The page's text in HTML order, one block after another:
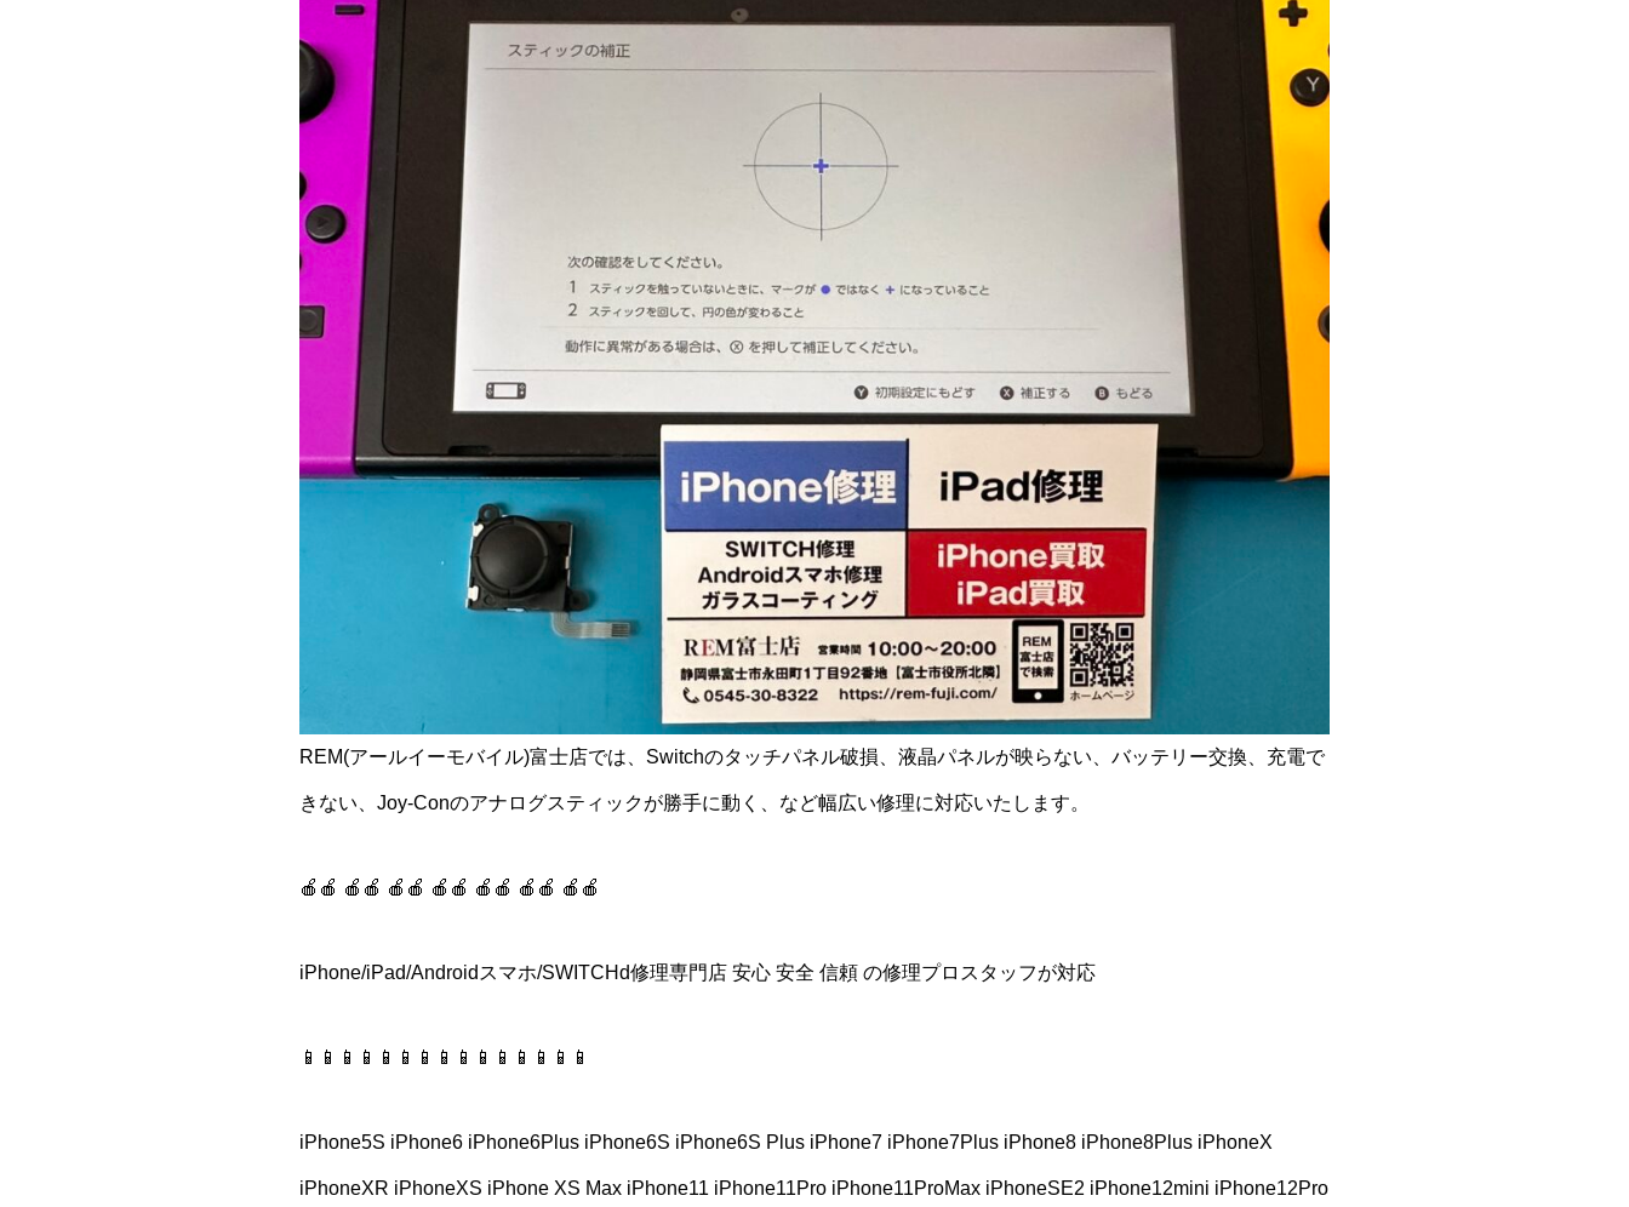
REM(アールイーモバイル)富士店では、Switchのタッチパネル破損、液晶パネルが映らない、バッテリー交換、充電で
きない、Joy-Conのアナログスティックが勝手に動く、など幅広い修理に対応いたします。
🍎🍎 🍎🍎 🍎🍎 🍎🍎 🍎🍎 🍎🍎 🍎🍎
iPhone/iPad/Androidスマホ/SWITCHd修理専門店 安心 安全 信頼 の修理プロスタッフが対応
📱📱📱📱📱📱📱📱📱📱📱📱📱📱📱
iPhone5S iPhone6 iPhone6Plus iPhone6S iPhone6S Plus iPhone7 iPhone7Plus iPhone8 iPhone8Plus iPhoneX
iPhoneXR iPhoneXS iPhone XS Max iPhone11 iPhone11Pro iPhone11ProMax iPhoneSE2 iPhone12mini iPhone12Pro